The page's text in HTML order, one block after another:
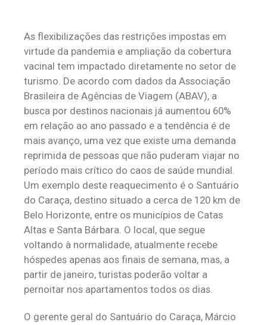
As flexibilizações das restrições impostas em
virtude da pandemia e ampliação da cobertura
vacinal tem impactado diretamente no setor de
turismo. De acordo com dados da Associação
Brasileira de Agências de Viagem (ABAV), a
busca por destinos nacionais já aumentou 60%
em relação ao ano passado e a tendência é de
mais avanço, uma vez que existe uma demanda
reprimida de pessoas que não puderam viajar no
período mais crítico do caos de saúde mundial.
Um exemplo deste reaquecimento é o Santuário
do Caraça, destino situado a cerca de 120 km de
Belo Horizonte, entre os municípios de Catas
Altas e Santa Bárbara. O local, que segue
voltando à normalidade, atualmente recebe
hóspedes apenas aos finais de semana, mas, a
partir de janeiro, turistas poderão voltar a
pernoitar nos apartamentos todos os dias.
O gerente geral do Santuário do Caraça, Márcio